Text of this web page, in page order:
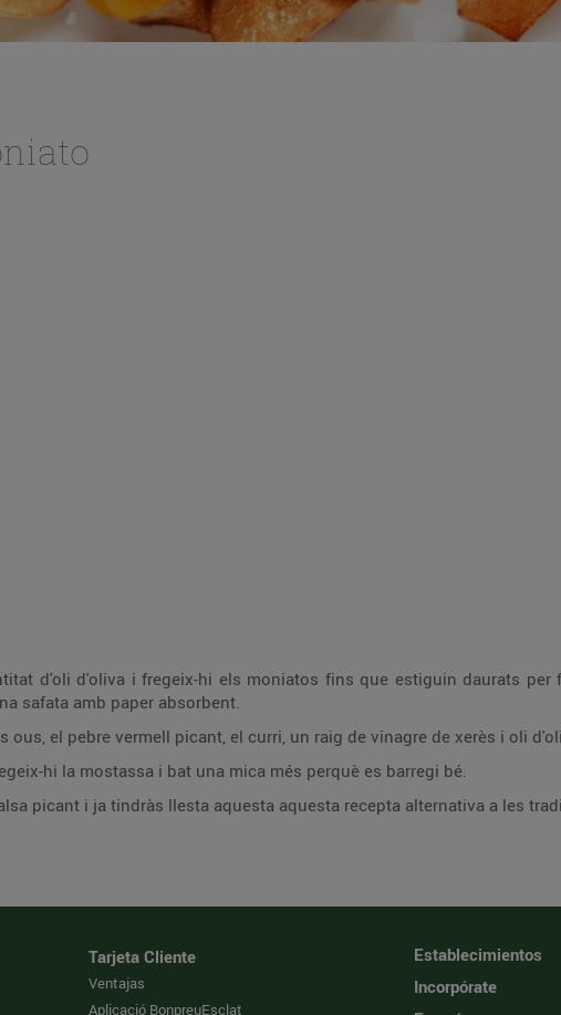
d'oli d'oliva i fregeix-hi els moniatos fins que estiguin daurats
safata amb paper absorbent.
ous, el pebre vermell picant, el curri, un raig de vinagre de xerès i oli
hi la mostassa i bat una mica més perquè es barregi bé.
picant i ja tindràs llesta aquesta aquesta recepta alternativa a les
Tarjeta Cliente
Ventajas
Aplicació BonpreuEsclat
Establecimientos
Incorpórate